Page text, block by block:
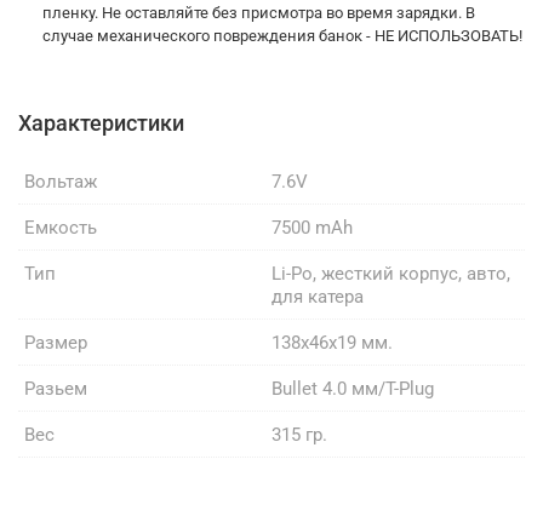
пленку. Не оставляйте без присмотра во время зарядки. В
случае механического повреждения банок - НЕ ИСПОЛЬЗОВАТЬ!
Характеристики
Вольтаж 7.6V
Емкость 7500 mAh
Тип
Li-Po, жесткий корпус, авто,
для катера
Размер 138x46x19 мм.
Разьем Bullet 4.0 мм/T-Plug
Вес 315 гр.